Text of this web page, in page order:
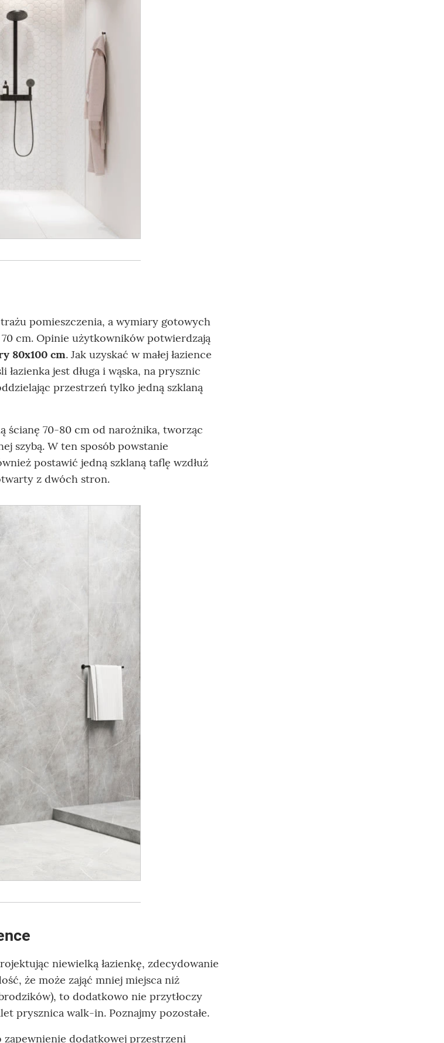
pomieszczenia, a wymiary gotowych
cm. Opinie użytkowników potwierdzają
80x100 cm. Jak uzyskać w małej łazience
jest długa i wąska, na prysznic
przestrzeń tylko jedną szklaną
ścianę 70-80 cm od narożnika, tworząc
szybą. W ten sposób powstanie
postawić jedną szklaną taflę wzdłuż
z dwóch stron.
niewielką łazienkę, zdecydowanie
że może zająć mniej miejsca niż
to dodatkowo nie przytłoczy
prysznica walk-in. Poznajmy pozostałe.
zapewnienie dodatkowej przestrzeni